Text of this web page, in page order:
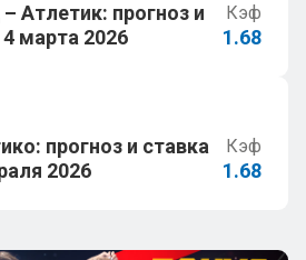
Атлетик: прогноз и
марта 2026
Кэф
1.68
прогноз и ставка
2026
Кэф
1.68